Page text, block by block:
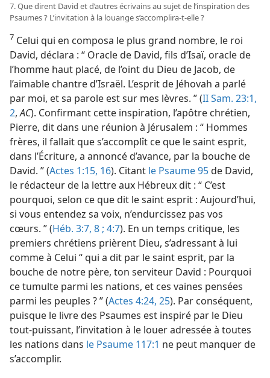
7. Que dirent David et d’autres écrivains au sujet de l’inspiration des
Psaumes ? L’invitation à la louange s’accomplira-​t-​elle ?
7 Celui qui en composa le plus grand nombre, le roi
David, déclara : “ Oracle de David, fils d’Isaï, oracle de
l’homme haut placé, de l’oint du Dieu de Jacob, de
l’aimable chantre d’Israël. L’esprit de Jéhovah a parlé
par moi, et sa parole est sur mes lèvres. ” (II Sam. 23:1,
2,AC). Confirmant cette inspiration, l’apôtre chrétien,
Pierre, dit dans une réunion à Jérusalem : “ Hommes
frères, il fallait que s’accomplît ce que le saint esprit,
dans l’Écriture, a annoncé d’avance, par la bouche de
David. ” (Actes 1:15, 16). Citant le Psaume 95de David,
le rédacteur de la lettre aux Hébreux dit : “ C’est
pourquoi, selon ce que dit le saint esprit : Aujourd’hui,
si vous entendez sa voix, n’endurcissez pas vos
cœurs. ” (Héb. 3:7, 8 ; 4:7). En un temps critique, les
premiers chrétiens prièrent Dieu, s’adressant à lui
comme à Celui “ qui a dit par le saint esprit, par la
bouche de notre père, ton serviteur David : Pourquoi
ce tumulte parmi les nations, et ces vaines pensées
parmi les peuples ? ” (Actes 4:24, 25). Par conséquent,
puisque le livre des Psaumes est inspiré par le Dieu
tout-puissant, l’invitation à le louer adressée à toutes
les nations dans le Psaume 117:1 ne peut manquer de
s’accomplir.